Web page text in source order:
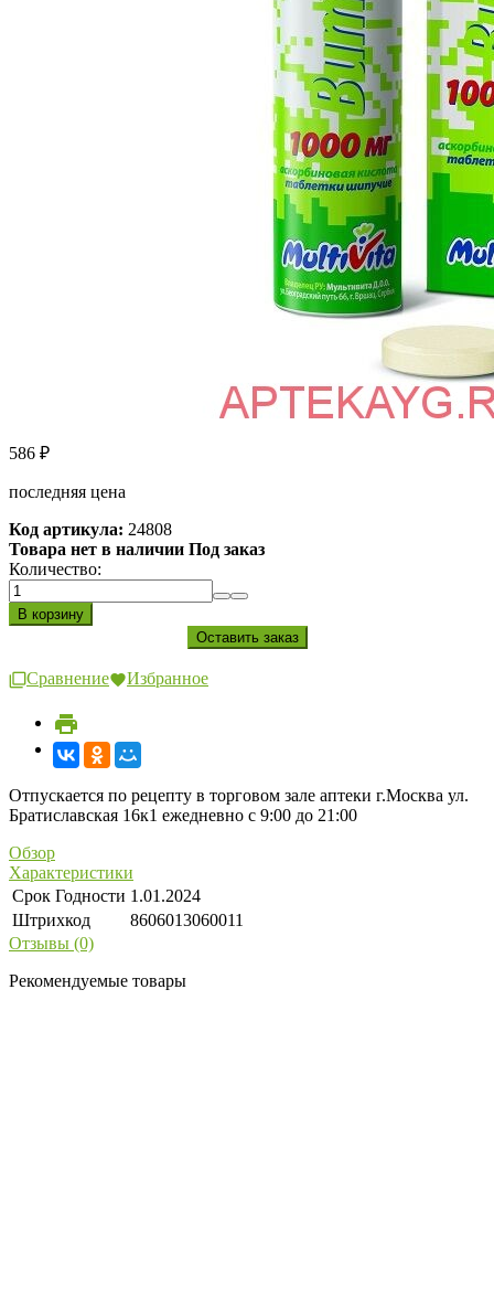
586 ₽
последняя цена
Код артикула: 24808
Товара нет в наличии Под заказ
Количество:
Сравнение Избранное
Отпускается по рецепту в торговом зале аптеки г.Москва ул.
Братиславская 16к1 ежедневно с 9:00 до 21:00
Обзор
Характеристики
Срок Годности 1.01.2024
Штрихкод
8606013060011
Отзывы (0)
Рекомендуемые товары